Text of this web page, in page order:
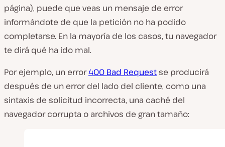
página), puede que veas un mensaje de error
informándote de que la petición no ha podido
completarse. En la mayoría de los casos, tu navegador
te dirá qué ha ido mal.
Por ejemplo, un error400 Bad Request se producirá
después de un error del lado del cliente, como una
sintaxis de solicitud incorrecta, una caché del
navegador corrupta o archivos de gran tamaño: